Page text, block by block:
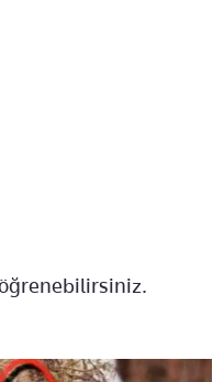
öğrenebilirsiniz.